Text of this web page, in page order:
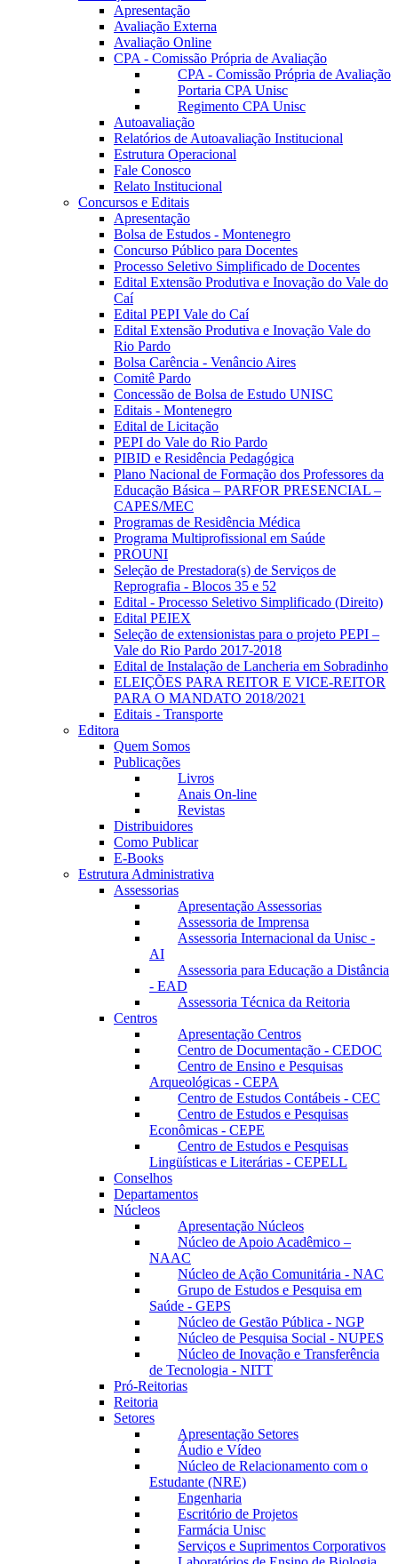
Apresentação
Avaliação Externa
Avaliação Online
CPA - Comissão Própria de Avaliação
CPA - Comissão Própria de Avaliação
Portaria CPA Unisc
Regimento CPA Unisc
Autoavaliação
Relatórios de Autoavaliação Institucional
Estrutura Operacional
Fale Conosco
Relato Institucional
Concursos e Editais
Apresentação
Bolsa de Estudos - Montenegro
Concurso Público para Docentes
Processo Seletivo Simplificado de Docentes
Edital Extensão Produtiva e Inovação do Vale do
Caí
Edital PEPI Vale do Caí
Edital Extensão Produtiva e Inovação Vale do
Rio Pardo
Bolsa Carência - Venâncio Aires
Comitê Pardo
Concessão de Bolsa de Estudo UNISC
Editais - Montenegro
Edital de Licitação
PEPI do Vale do Rio Pardo
PIBID e Residência Pedagógica
Plano Nacional de Formação dos Professores da
Educação Básica – PARFOR PRESENCIAL –
CAPES/MEC
Programas de Residência Médica
Programa Multiprofissional em Saúde
PROUNI
Seleção de Prestadora(s) de Serviços de
Reprografia - Blocos 35 e 52
Edital - Processo Seletivo Simplificado (Direito)
Edital PEIEX
Seleção de extensionistas para o projeto PEPI –
Vale do Rio Pardo 2017-2018
Edital de Instalação de Lancheria em Sobradinho
ELEIÇÕES PARA REITOR E VICE-REITOR
PARA O MANDATO 2018/2021
Editais - Transporte
Editora
Quem Somos
Publicações
Livros
Anais On-line
Revistas
Distribuidores
Como Publicar
E-Books
Estrutura Administrativa
Assessorias
Apresentação Assessorias
Assessoria de Imprensa
Assessoria Internacional da Unisc -
AI
Assessoria para Educação a Distância
- EAD
Assessoria Técnica da Reitoria
Centros
Apresentação Centros
Centro de Documentação - CEDOC
Centro de Ensino e Pesquisas
Arqueológicas - CEPA
Centro de Estudos Contábeis - CEC
Centro de Estudos e Pesquisas
Econômicas - CEPE
Centro de Estudos e Pesquisas
Lingüísticas e Literárias - CEPELL
Conselhos
Departamentos
Núcleos
Apresentação Núcleos
Núcleo de Apoio Acadêmico –
NAAC
Núcleo de Ação Comunitária - NAC
Grupo de Estudos e Pesquisa em
Saúde - GEPS
Núcleo de Gestão Pública - NGP
Núcleo de Pesquisa Social - NUPES
Núcleo de Inovação e Transferência
de Tecnologia - NITT
Pró-Reitorias
Reitoria
Setores
Apresentação Setores
Áudio e Vídeo
Núcleo de Relacionamento com o
Estudante (NRE)
Engenharia
Escritório de Projetos
Farmácia Unisc
Serviços e Suprimentos Corporativos